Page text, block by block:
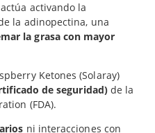
activando la
la adinopectina, una
la grasa con mayor
Ketones (Solaray)
de seguridad)de la
(FDA).
ni interacciones con